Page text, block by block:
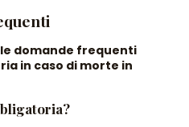
domande frequenti
in caso di morte in